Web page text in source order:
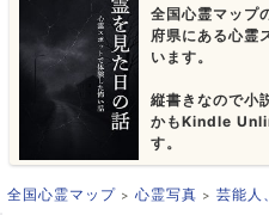
全国心霊マップ
府県にある心霊
います。
縦書きなので小
かもKindle
す。
全国心霊マップ 心霊写真
芸能人